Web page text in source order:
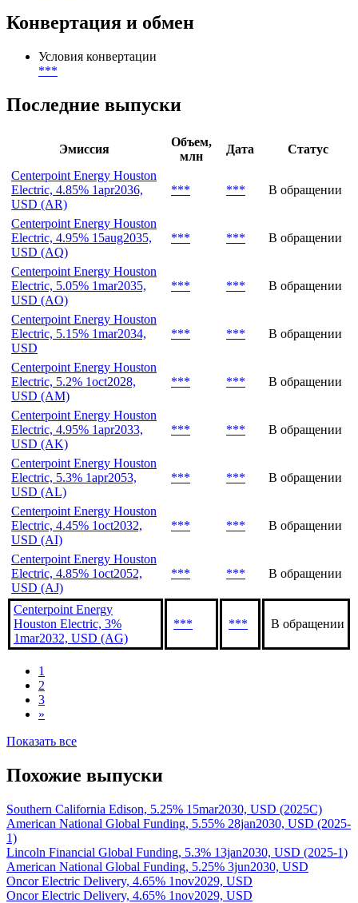
Конвертация и обмен
Условия конвертации
***
Последние выпуски
Эмиссия
Объем,
млн
Дата
Статус
Centerpoint Energy Houston
Electric, 4.85% 1apr2036,
USD (AR)
*** *** В обращении
Centerpoint Energy Houston
Electric, 4.95% 15aug2035,
USD (AQ)
*** *** В обращении
Centerpoint Energy Houston
Electric, 5.05% 1mar2035,
USD (AO)
*** *** В обращении
Centerpoint Energy Houston
Electric, 5.15% 1mar2034,
USD
*** *** В обращении
Centerpoint Energy Houston
Electric, 5.2% 1oct2028,
USD (AM)
*** *** В обращении
Centerpoint Energy Houston
Electric, 4.95% 1apr2033,
USD (AK)
*** *** В обращении
Centerpoint Energy Houston
Electric, 5.3% 1apr2053,
USD (AL)
*** *** В обращении
Centerpoint Energy Houston
Electric, 4.45% 1oct2032,
USD (AI)
*** *** В обращении
Centerpoint Energy Houston
Electric, 4.85% 1oct2052,
USD (AJ)
*** *** В обращении
Centerpoint Energy
Houston Electric, 3%
1mar2032, USD (AG)
*** *** В обращении
1
2
3
»
Показать все
Похожие выпуски
Southern California Edison, 5.25% 15mar2030, USD (2025C)
American National Global Funding, 5.55% 28jan2030, USD (2025-
1)
Lincoln Financial Global Funding, 5.3% 13jan2030, USD (2025-1)
American National Global Funding, 5.25% 3jun2030, USD
Oncor Electric Delivery, 4.65% 1nov2029, USD
Oncor Electric Delivery, 4.65% 1nov2029, USD